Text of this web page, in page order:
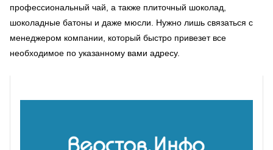
профессиональный чай, а также плиточный шоколад,
шоколадные батоны и даже мюсли. Нужно лишь связаться с
менеджером компании, который быстро привезет все
необходимое по указанному вами адресу.